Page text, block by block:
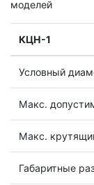
моделей
КЦН-1
Условный
Макс.
Макс.
Габаритные